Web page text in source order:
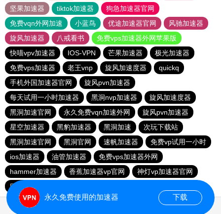
坚果加速器
tiktok加速器
狗急加速器官网
免费vqn外网加速
小蓝鸟 优途加速器官网
风驰加速器
旋风加速器
八戒看书
免费vps加速器外网苹果版
快喵vpv加速器
IOS-VPN 芒果加速器
极光加速器
免费vps加速器
老王vnp 旋风加速度器
quickq
手机外国加速器官网
旋风pvn加速器
每天试用一小时加速器
黑洞nvp加速器
旋风加速度器
黑洞加速官网
永久免费vqn加速外网
旋风pvn加速器
星空加速器
黑豹加速器 黑洞加速
次玩下载站
黑洞加速官网
黑洞官网 速帆加速器
免费vp试用一小时
ios加速器
油管加速器
免费vps加速器外网
hammer加速器
香蕉加速器vp官网
神灯vp加速器官网
巴博下载站
永久免费使用的加速器 下载